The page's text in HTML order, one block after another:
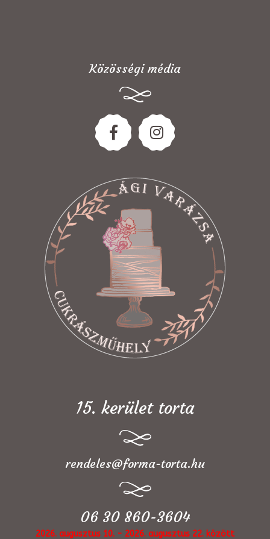
Közösségi média
15. kerület torta
rendeles@forma-torta.hu
06 30 860-3604
2026. augusztus 10. - 2026. augusztus 22. között